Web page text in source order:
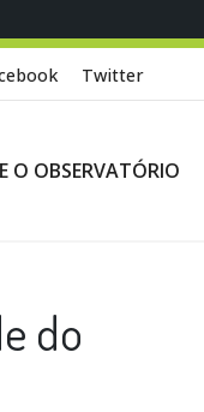
Twitter
O OBSERVATÓRIO
do